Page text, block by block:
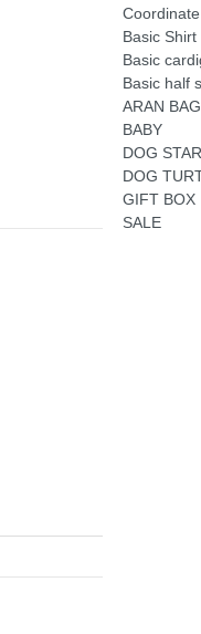
Basic Shirt
Basic
Basic half
ARAN BAG
BABY
DOG
DOG
GIFT BOX
SALE